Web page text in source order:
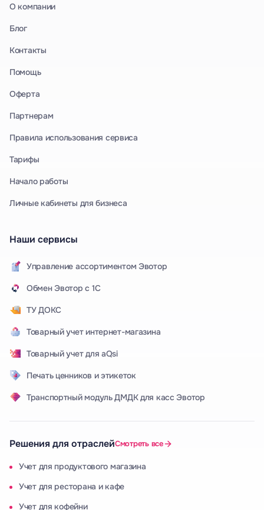
О компании
Блог
Контакты
Помощь
Оферта
Партнерам
Правила использования сервиса
Тарифы
Начало работы
Личные кабинеты для бизнеса
Наши сервисы
Управление ассортиментом Эвотор
Обмен Эвотор с 1С
ТУ ДОКС
Товарный учет интернет-магазина
Товарный учет для aQsi
Печать ценников и этикеток
Транспортный модуль ДМДК для касс Эвотор
Решения для отраслейСмотреть все
Учет для продуктового магазина
Учет для ресторана и кафе
Учет для кофейни